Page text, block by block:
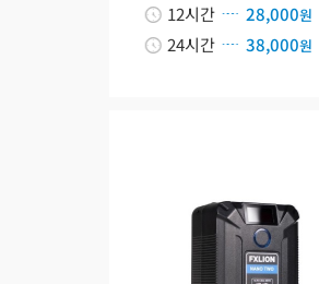
12시간 28,000원
24시간 38,000원